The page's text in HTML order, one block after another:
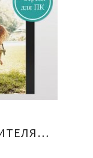
ЧТО ПОДАРИТЬ РОДИТЕЛЯМ ДЕВУШКИ